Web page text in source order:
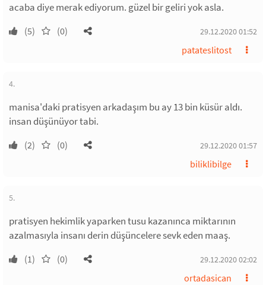
acaba diye merak ediyorum. güzel bir geliri yok asla.
(5) (0) 29.12.2020 01:52
patateslitost
4.
manisa'daki pratisyen arkadaşım bu ay 13 bin küsür aldı.
insan düşünüyor tabi.
(2) (0) 29.12.2020 01:57
biliklibilge
5.
pratisyen hekimlik yaparken tusu kazanınca miktarının
azalmasıyla insanı derin düşüncelere sevk eden maaş.
(1) (0) 29.12.2020 02:02
ortadasican